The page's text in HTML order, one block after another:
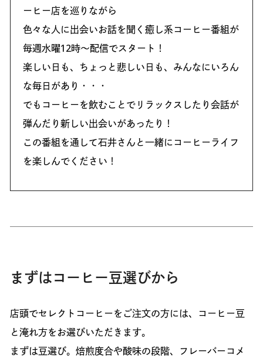
ーヒー店を巡りながら
色々な人に出会いお話を聞く癒し系コーヒー番組が
毎週水曜12時〜配信でスタート！
楽しい日も、ちょっと悲しい日も、みんなにいろん
な毎日があり・・・
でもコーヒーを飲むことでリラックスしたり会話が
弾んだり新しい出会いがあったり！
この番組を通して石井さんと一緒にコーヒーライフ
を楽しんでください！
まずはコーヒー豆選びから
店頭でセレクトコーヒーをご注文の方には、コーヒー豆
と淹れ方をお選びいただきます。
まずは豆選び。焙煎度合や酸味の段階、フレーバーコメ